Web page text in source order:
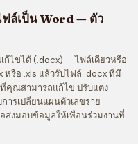
ฟล์เป็น Word — ตัว
ก้ไขได้ (.docx) — ไฟล์เดียวหรือ
หรือ .xls แล้วรับไฟล์ .docx ที่มี
ที่คุณสามารถแก้ไข ปรับแต่ง
ารเปลี่ยนแผ่นตัวเลขราย
ส่งมอบข้อมูลให้เพื่อนร่วมงานที่